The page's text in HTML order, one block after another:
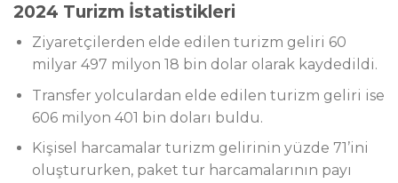
2024 Turizm İstatistikleri
Ziyaretçilerden elde edilen turizm geliri 60
milyar 497 milyon 18 bin dolar olarak kaydedildi.
Transfer yolculardan elde edilen turizm geliri ise
606 milyon 401 bin doları buldu.
Kişisel harcamalar turizm gelirinin yüzde 71’ini
oluştururken, paket tur harcamalarının payı